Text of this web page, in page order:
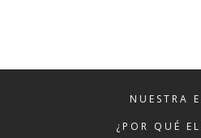
NUESTRA
¿POR QUÉ